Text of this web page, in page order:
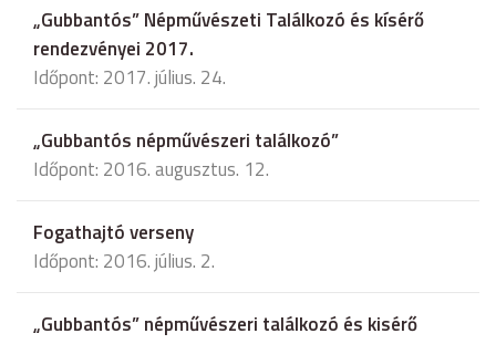
„Gubbantós” Népművészeti Találkozó és kísérő
rendezvényei 2017.
Időpont: 2017. július. 24.
„Gubbantós népművészeri találkozó”
Időpont: 2016. augusztus. 12.
Fogathajtó verseny
Időpont: 2016. július. 2.
„Gubbantós” népművészeri találkozó és kisérő